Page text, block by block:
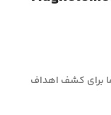
برای کشف اهداف